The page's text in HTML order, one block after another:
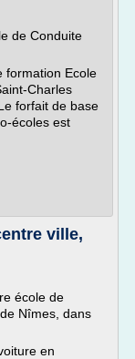
de Conduite
formation Ecole
Charles
forfait de base
écoles est
ville,
école de
Nîmes, dans
en